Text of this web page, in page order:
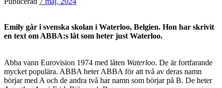
Emily går i svenska skolan i Waterloo, Belgien. Hon har skrivit
en text om ABBA:s låt som heter just Waterloo.
Abba vann Eurovision 1974 med låten Waterloo. De är fortfarande
mycket populära. ABBA heter ABBA för att två av deras namn
börjar med A och de andra två har namn som börjar på B. De heter